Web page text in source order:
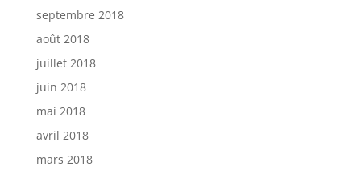
septembre 2018
août 2018
juillet 2018
juin 2018
mai 2018
avril 2018
mars 2018